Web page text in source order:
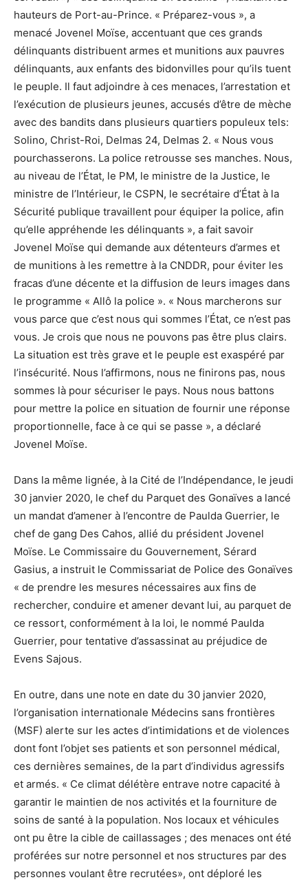
hauteurs de Port-au-Prince. « Préparez-vous », a
menacé Jovenel Moïse, accentuant que ces grands
délinquants distribuent armes et munitions aux pauvres
délinquants, aux enfants des bidonvilles pour qu’ils tuent
le peuple. Il faut adjoindre à ces menaces, l’arrestation et
l’exécution de plusieurs jeunes, accusés d’être de mèche
avec des bandits dans plusieurs quartiers populeux tels:
Solino, Christ-Roi, Delmas 24, Delmas 2. « Nous vous
pourchasserons. La police retrousse ses manches. Nous,
au niveau de l’État, le PM, le ministre de la Justice, le
ministre de l’Intérieur, le CSPN, le secrétaire d’État à la
Sécurité publique travaillent pour équiper la police, afin
qu’elle appréhende les délinquants », a fait savoir
Jovenel Moïse qui demande aux détenteurs d’armes et
de munitions à les remettre à la CNDDR, pour éviter les
fracas d’une décente et la diffusion de leurs images dans
le programme « Allô la police ». « Nous marcherons sur
vous parce que c’est nous qui sommes l’État, ce n’est pas
vous. Je crois que nous ne pouvons pas être plus clairs.
La situation est très grave et le peuple est exaspéré par
l’insécurité. Nous l’affirmons, nous ne finirons pas, nous
sommes là pour sécuriser le pays. Nous nous battons
pour mettre la police en situation de fournir une réponse
proportionnelle, face à ce qui se passe », a déclaré
Jovenel Moïse.
Dans la même lignée, à la Cité de l’Indépendance, le jeudi
30 janvier 2020, le chef du Parquet des Gonaïves a lancé
un mandat d’amener à l’encontre de Paulda Guerrier, le
chef de gang Des Cahos, allié du président Jovenel
Moïse. Le Commissaire du Gouvernement, Sérard
Gasius, a instruit le Commissariat de Police des Gonaïves
« de prendre les mesures nécessaires aux fins de
rechercher, conduire et amener devant lui, au parquet de
ce ressort, conformément à la loi, le nommé Paulda
Guerrier, pour tentative d’assassinat au préjudice de
Evens Sajous.
En outre, dans une note en date du 30 janvier 2020,
l’organisation internationale Médecins sans frontières
(MSF) alerte sur les actes d’intimidations et de violences
dont font l’objet ses patients et son personnel médical,
ces dernières semaines, de la part d’individus agressifs
et armés. « Ce climat délétère entrave notre capacité à
garantir le maintien de nos activités et la fourniture de
soins de santé à la population. Nos locaux et véhicules
ont pu être la cible de caillassages ; des menaces ont été
proférées sur notre personnel et nos structures par des
personnes voulant être recrutées», ont déploré les